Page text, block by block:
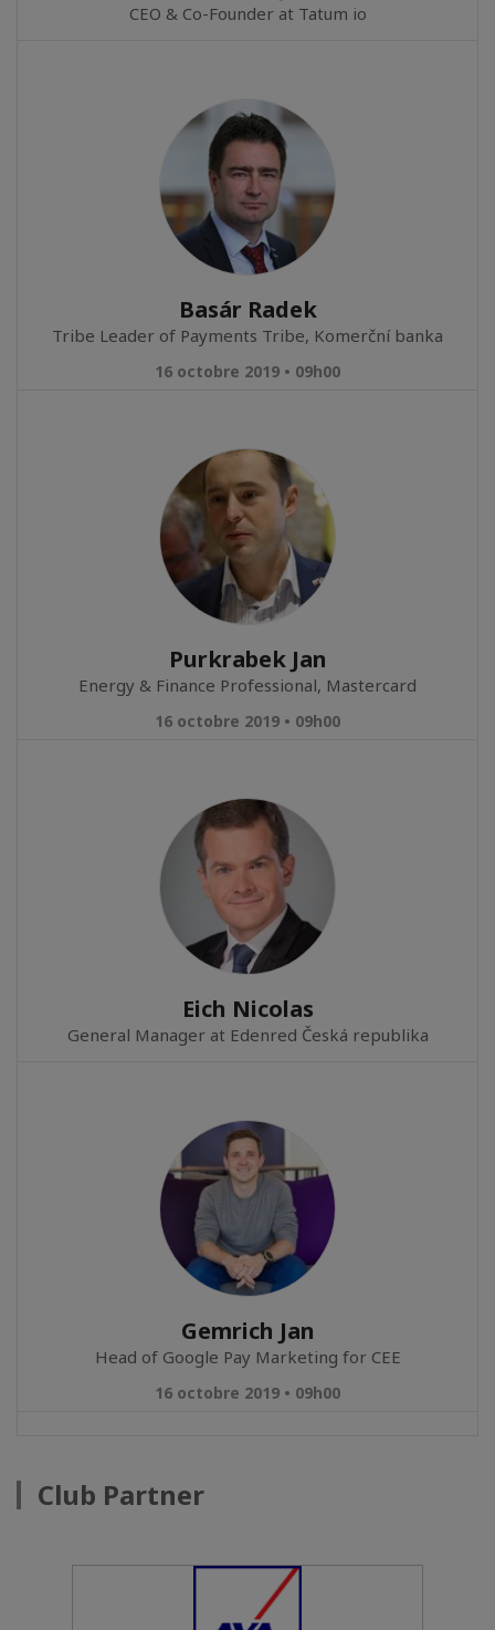
CEO & Co-Founder at Tatum io
Basár Radek
Tribe Leader of Payments Tribe, Komerční banka
16 octobre 2019 • 09h00
Purkrabek Jan
Energy & Finance Professional, Mastercard
16 octobre 2019 • 09h00
Eich Nicolas
General Manager at Edenred Česká republika
Gemrich Jan
Head of Google Pay Marketing for CEE
16 octobre 2019 • 09h00
Club Partner